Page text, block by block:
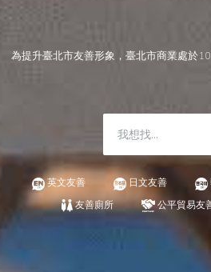
為提升臺北市友善形象，臺北市商業處於
英文友善 日文友善
友善廁所
公平貿易友